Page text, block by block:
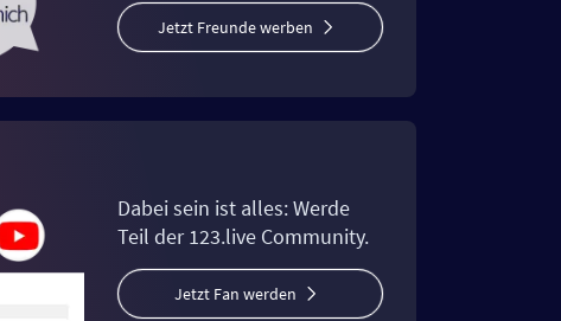
Jetzt Freunde werben
Dabei sein ist alles: Werde
Teil der 123.live Community.
Jetzt Fan werden